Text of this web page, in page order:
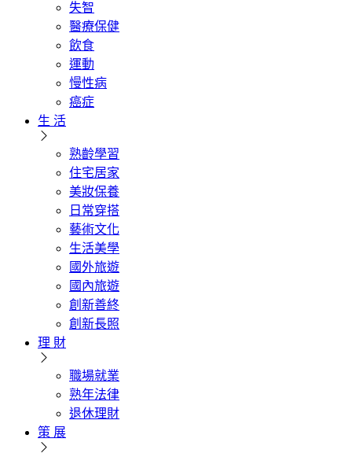
失智
醫療保健
飲食
運動
慢性病
癌症
生 活
熟齡學習
住宅居家
美妝保養
日常穿搭
藝術文化
生活美學
國外旅遊
國內旅遊
創新善終
創新長照
理 財
職場就業
熟年法律
退休理財
策 展